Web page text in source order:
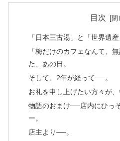
目次
「日本三古湯」と「世界遺
「梅だけのカフェなんて、
た、あの日。
そして、2年が経って──。
お礼を申し上げたい方々が
物語のおまけ──店内にひっ
ー。
店主より──。